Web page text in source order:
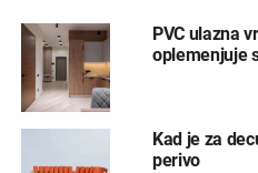
PVC ulazna
oplemenjuje
Kad je za
perivo